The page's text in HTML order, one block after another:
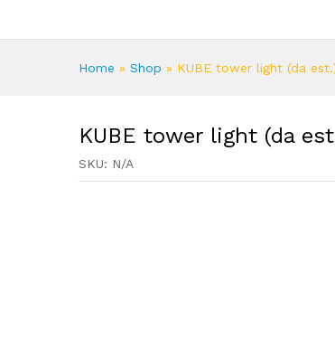
Home » Shop » KUBE tower light (da
KUBE tower light (da
SKU: N/A